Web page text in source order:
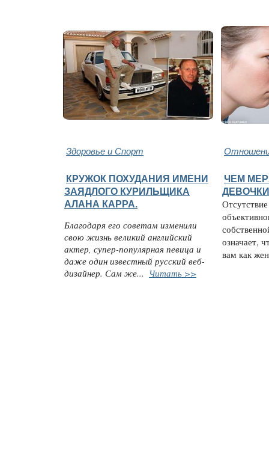
Здоровье и Спорт
КРУЖОК ПОХУДАНИЯ ИМЕНИ
ЗАЯДЛОГО КУРИЛЬЩИКА
АЛАНА КАРРА.
Благодаря его советам изменили
свою жизнь великий английский
актер, супер-популярная певица и
даже один известный русский веб-
дизайнер. Сам же... Читать >>
ЧЕМ
означает,
вам как